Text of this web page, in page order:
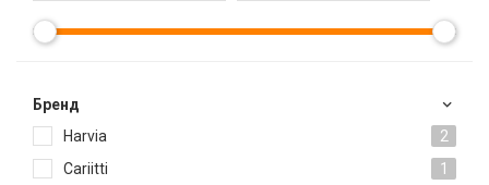
Брeнд
Harvia
2
Cariitti
1